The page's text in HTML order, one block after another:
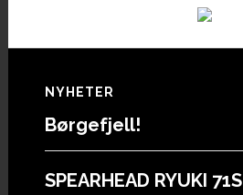
Footer
NYHETER
Børgefjell!
SPEARHEAD RYUKI 71S